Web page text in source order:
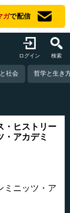
ガで配信
ログイン 検索
社会 哲学と生き
・ヒストリー
・アカデミ
ミニッツ・ア